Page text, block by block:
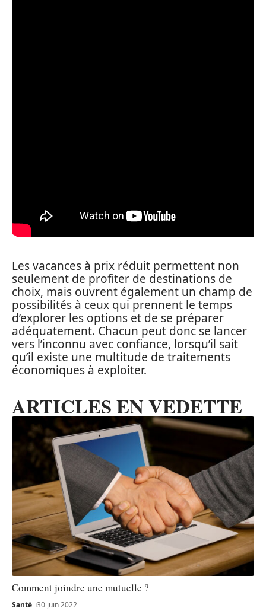
Les vacances à prix réduit permettent non
seulement de profiter de destinations de
choix, mais ouvrent également un champ de
possibilités à ceux qui prennent le temps
d’explorer les options et de se préparer
adéquatement. Chacun peut donc se lancer
vers l’inconnu avec confiance, lorsqu’il sait
qu’il existe une multitude de traitements
économiques à exploiter.
ARTICLES EN VEDETTE
Comment joindre une mutuelle ?
Santé 30 juin 2022